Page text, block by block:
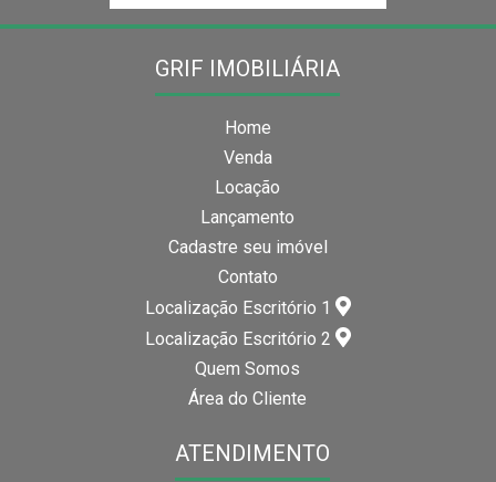
GRIF IMOBILIÁRIA
Home
Venda
Locação
Lançamento
Cadastre seu imóvel
Contato
Localização Escritório 1
Localização Escritório 2
Quem Somos
Área do Cliente
ATENDIMENTO